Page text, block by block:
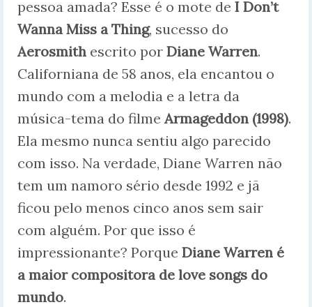
pessoa amada? Esse é o mote de I Don’t
Wanna Miss a Thing, sucesso do
Aerosmith escrito por Diane Warren.
Californiana de 58 anos, ela encantou o
mundo com a melodia e a letra da
música-tema do filme Armageddon (1998).
Ela mesmo nunca sentiu algo parecido
com isso. Na verdade, Diane Warren não
tem um namoro sério desde 1992 e jã
ficou pelo menos cinco anos sem sair
com alguém. Por que isso é
impressionante? Porque Diane Warren é
a maior compositora de love songs do
mundo.